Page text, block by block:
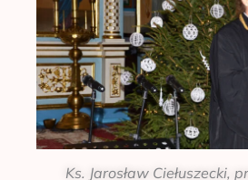
Ks. Jarosław Ciełuszecki,